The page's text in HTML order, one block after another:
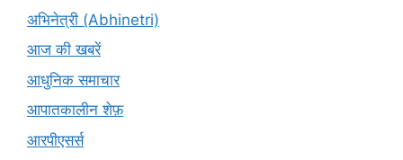
अभिनेत्री (Abhinetri)
आज की खबरें
आधुनिक समाचार
आपातकालीन शेफ़
आरपीएसर्स